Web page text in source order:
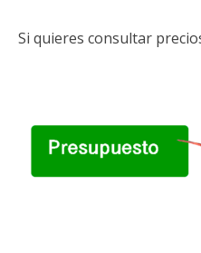
Si quieres consultar